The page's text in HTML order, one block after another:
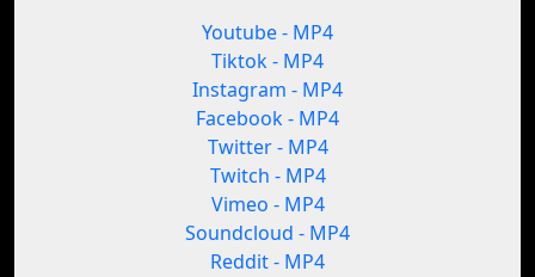
Youtube - MP4
Tiktok - MP4
Instagram - MP4
Facebook - MP4
Twitter - MP4
Twitch - MP4
Vimeo - MP4
Soundcloud - MP4
Reddit - MP4